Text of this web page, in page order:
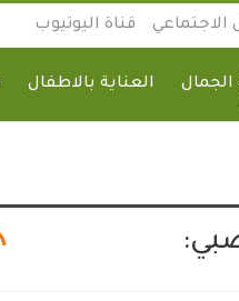
الاجتماعي قناة اليوتيوب
العناية بالاطفال